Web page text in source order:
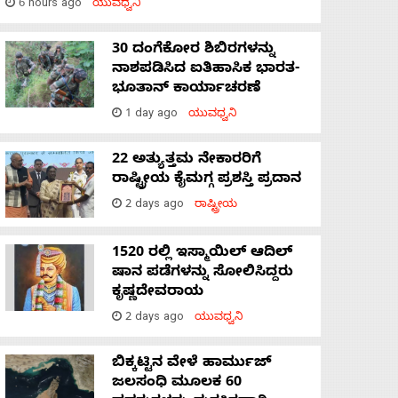
6 hours ago ಯುವಧ್ವನಿ
30 ದಂಗೆಕೋರ ಶಿಬಿರಗಳನ್ನು
ನಾಶಪಡಿಸಿದ ಐತಿಹಾಸಿಕ ಭಾರತ-
ಭೂತಾನ್ ಕಾರ್ಯಾಚರಣೆ
1 day ago ಯುವಧ್ವನಿ
22 ಅತ್ಯುತ್ತಮ ನೇಕಾರರಿಗೆ
ರಾಷ್ಟ್ರೀಯ ಕೈಮಗ್ಗ ಪ್ರಶಸ್ತಿ ಪ್ರದಾನ
2 days ago ರಾಷ್ಟ್ರೀಯ
1520 ರಲ್ಲಿ ಇಸ್ಮಾಯಿಲ್ ಆದಿಲ್
ಷಾನ ಪಡೆಗಳನ್ನು ಸೋಲಿಸಿದ್ದರು
ಕೃಷ್ಣದೇವರಾಯ
2 days ago ಯುವಧ್ವನಿ
ಬಿಕ್ಕಟ್ಟಿನ ವೇಳೆ ಹಾರ್ಮುಜ್
ಜಲಸಂಧಿ ಮೂಲಕ 60